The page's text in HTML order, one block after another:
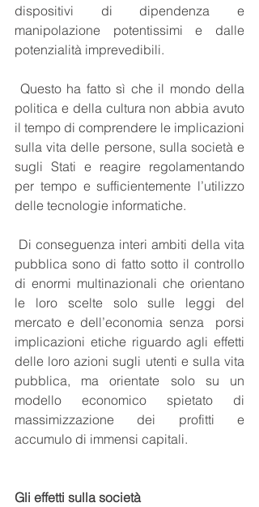
dispositivi di dipendenza e
manipolazione potentissimi e dalle
potenzialità imprevedibili.
politica e della cultura non abbia avuto
il tempo di comprendere le implicazioni
sulla vita delle persone, sulla società e
sugli Stati e reagire regolamentando
per tempo e sufficientemente l’utilizzo
delle tecnologie informatiche.
pubblica sono di fatto sotto il controllo
di enormi multinazionali che orientano
le loro scelte solo sulle leggi del
mercato e dell’economia senza  porsi
implicazioni etiche riguardo agli effetti
delle loro azioni sugli utenti e sulla vita
pubblica, ma orientate solo su un
modello economico spietato di
massimizzazione dei profitti e
accumulo di immensi capitali.
Gli effetti sulla società